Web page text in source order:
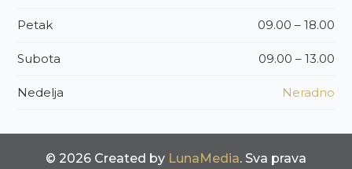
Petak 09.00 – 18.00
Subota 09.00 – 13.00
Nedelja Neradno
© 2026 Created by LunaMedia. Sva prava